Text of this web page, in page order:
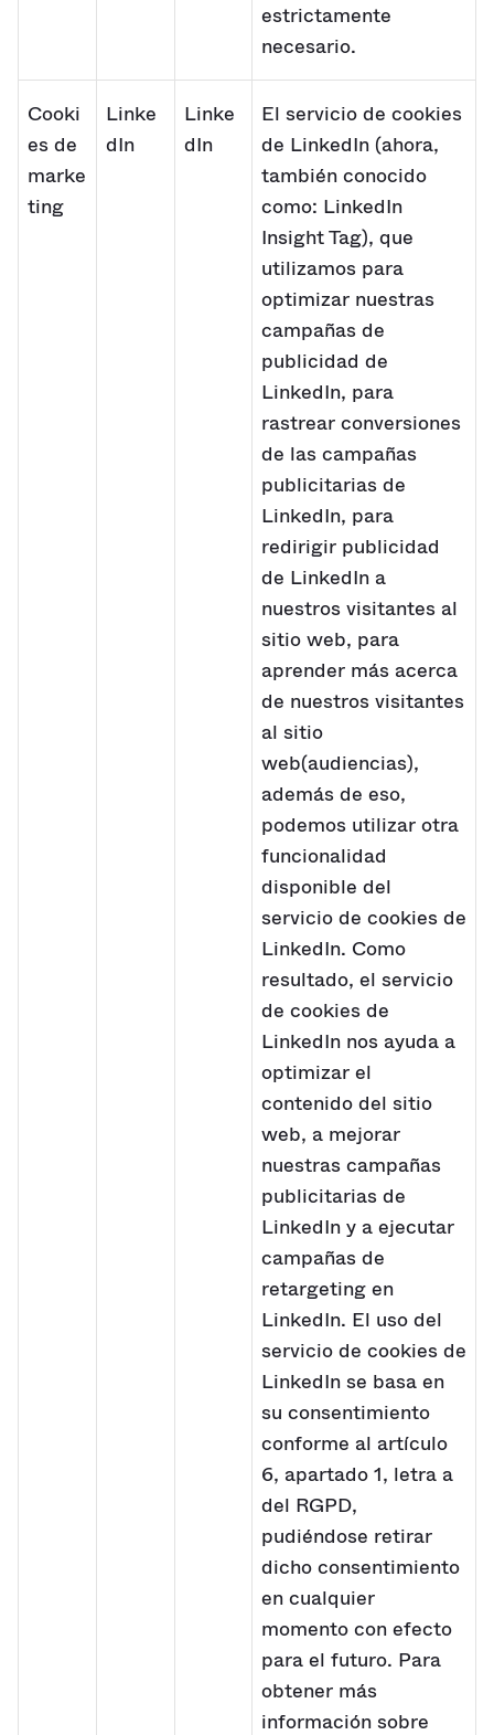
estrictamente
necesario.
Cooki
es de
marke
ting
Linke
dIn
Linke
dIn
El servicio de cookies
de LinkedIn (ahora,
también conocido
como: LinkedIn
Insight Tag), que
utilizamos para
optimizar nuestras
campañas de
publicidad de
LinkedIn, para
rastrear conversiones
de las campañas
publicitarias de
LinkedIn, para
redirigir publicidad
de LinkedIn a
nuestros visitantes al
sitio web, para
aprender más acerca
de nuestros visitantes
al sitio
web(audiencias),
además de eso,
podemos utilizar otra
funcionalidad
disponible del
servicio de cookies de
LinkedIn. Como
resultado, el servicio
de cookies de
LinkedIn nos ayuda a
optimizar el
contenido del sitio
web, a mejorar
nuestras campañas
publicitarias de
LinkedIn y a ejecutar
campañas de
retargeting en
LinkedIn. El uso del
servicio de cookies de
LinkedIn se basa en
su consentimiento
conforme al artículo
6, apartado 1, letra a
del RGPD,
pudiéndose retirar
dicho consentimiento
en cualquier
momento con efecto
para el futuro. Para
obtener más
información sobre